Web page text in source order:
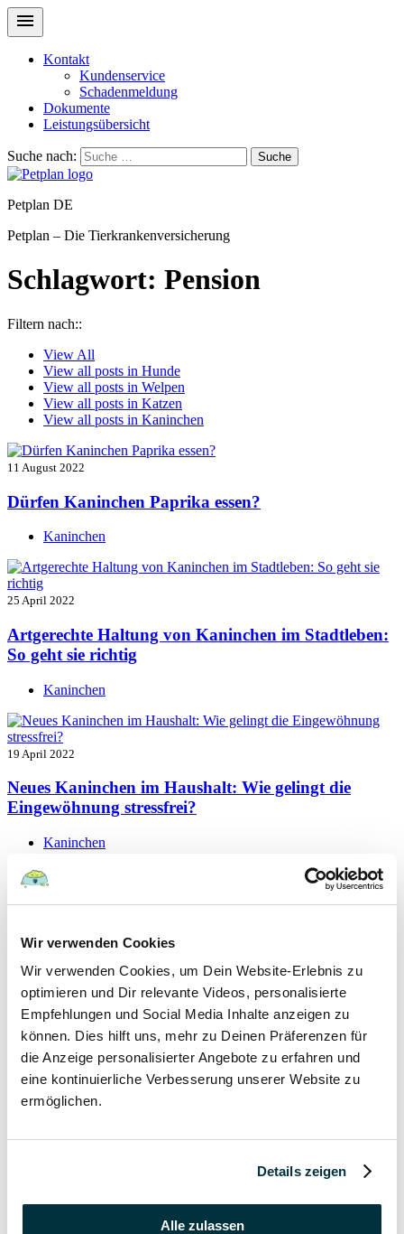
Wir verwenden Cookies
Wir verwenden Cookies, um Dein Website-Erlebnis zu
optimieren und Dir relevante Videos, personalisierte
Empfehlungen und Social Media Inhalte anzeigen zu
können. Dies hilft uns, mehr zu Deinen Präferenzen für
die Anzeige personalisierter Angebote zu erfahren und
eine kontinuierliche Verbesserung unserer Website zu
ermöglichen.
Details zeigen
Alle zulassen
Kontakt
Kundenservice
Schadenmeldung
Dokumente
Leistungsübersicht
Suche nach: Suche
Petplan DE
Petplan – Die Tierkrankenversicherung
Schlagwort: Pension
Filtern nach::
View All
View all posts in Hunde
View all posts in Welpen
View all posts in Katzen
View all posts in Kaninchen
11 August 2022
Dürfen Kaninchen Paprika essen?
Kaninchen
25 April 2022
Artgerechte Haltung von Kaninchen im Stadtleben:
So geht sie richtig
Kaninchen
19 April 2022
Neues Kaninchen im Haushalt: Wie gelingt die
Eingewöhnung stressfrei?
Kaninchen
19 September 2021
Kaninchen
Katzen
Papageien
7 September 2021
Hygieneregeln beim Tierarzt für Mensch und Tier
Kaninchen